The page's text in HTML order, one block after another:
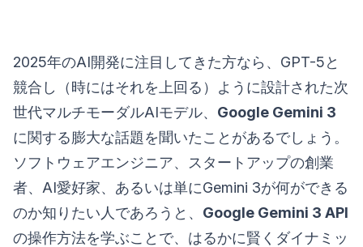
2025年のAI開発に注目してきた方なら、GPT-5と
競合し（時にはそれを上回る）ように設計された次
世代マルチモーダルAIモデル、 Google Gemini 3
に関する膨大な話題を聞いたことがあるでしょう。
ソフトウェアエンジニア、スタートアップの創業
者、AI愛好家、あるいは単にGemini 3が何ができる
のか知りたい人であろうと、 Google Gemini 3 API
の操作方法を学ぶことで、はるかに賢くダイナミッ